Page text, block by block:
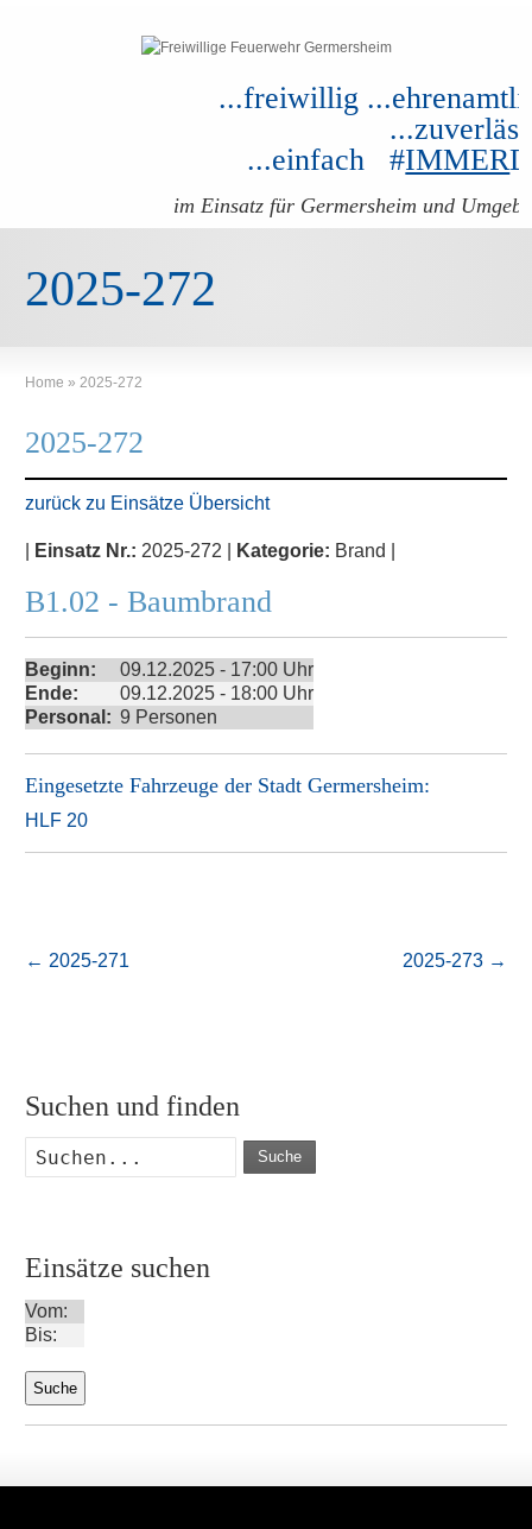
...freiwillig
...einfach #IMMER
im Einsatz für Germersheim und
2025-272
Home » 2025-272
2025-272
zurück zu Einsätze Übersicht
Einsatz Nr.: 2025-272 | Kategorie: Brand |
B1.02 - Baumbrand
Beginn:
09.12.2025 - 17:00 Uhr
Ende:
09.12.2025 - 18:00 Uhr
Personal: 9 Personen
Eingesetzte Fahrzeuge der Stadt Germersheim:
HLF 20
← 2025-271 2025-273 →
Suchen und finden
Suche
Einsätze suchen
Vom:
Bis: